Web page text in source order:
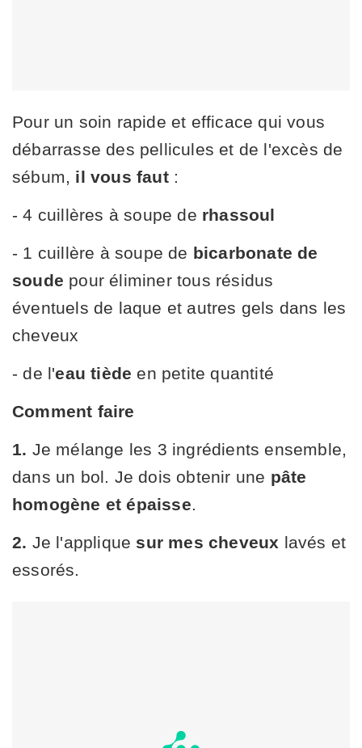
Pour un soin rapide et efficace qui vous
débarrasse des pellicules et de l'excès de
sébum, il vous faut:
- 4 cuillères à soupe de rhassoul
- 1 cuillère à soupe de bicarbonate de
soude pour éliminer tous résidus
éventuels de laque et autres gels dans les
cheveux
- de l'eau tiède en petite quantité
Comment faire
1. Je mélange les 3 ingrédients ensemble,
dans un bol. Je dois obtenir une pâte
homogène et épaisse.
2. Je l'applique sur mes cheveux lavés et
essorés.